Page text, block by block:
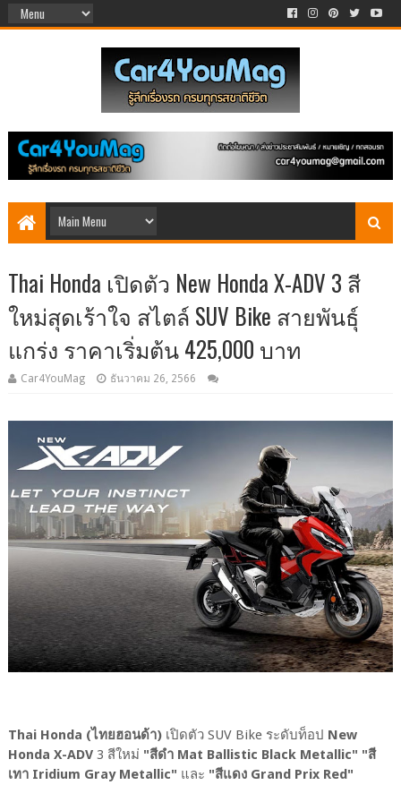
Thai Honda เปิดตัว New Honda X-ADV 3 สี
ใหม่สุดเร้าใจ สไตล์ SUV Bike สายพันธุ์
แกร่ง ราคาเริ่มต้น 425,000 บาท
Car4YouMag ธันวาคม 26, 2566
Thai Honda (ไทยฮอนด้า)เปิดตัว SUV Bike ระดับท็อป New
Honda X-ADV3 สีใหม่ "สีดำ Mat Ballistic Black Metallic" "สี
เทา Iridium Gray Metallic" และ "สีแดง Grand Prix Red"